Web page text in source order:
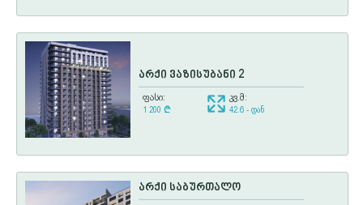
არქი ვაზისუბანი 2
ფასი:
1 200 ¢
კვ.მ:
42.6 - დან
არქი საბურთალო